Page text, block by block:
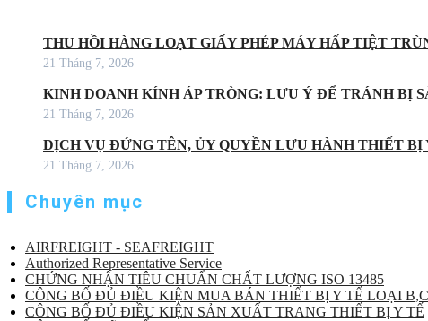
THU HỒI HÀNG LOẠT GIẤY PHÉP MÁY HẤP TIỆT
21 Tháng 7, 2026
KINH DOANH KÍNH ÁP TRÒNG: LƯU Ý ĐỂ TRÁNH BỊ
21 Tháng 7, 2026
DỊCH VỤ ĐỨNG TÊN, ỦY QUYỀN LƯU HÀNH THIẾT
21 Tháng 7, 2026
Chuyên mục
AIRFREIGHT - SEAFREIGHT
Authorized Representative Service
CHỨNG NHẬN TIÊU CHUẨN CHẤT LƯỢNG ISO 13485
CÔNG BỐ ĐỦ ĐIỀU KIỆN MUA BÁN THIẾT BỊ Y TẾ LOẠI
CÔNG BỐ ĐỦ ĐIỀU KIỆN SẢN XUẤT TRANG THIẾT BỊ Y TẾ